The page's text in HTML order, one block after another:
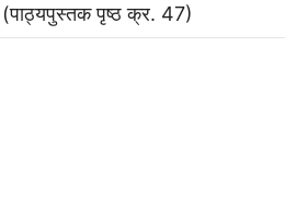
पृष्ठ क्र. 47)